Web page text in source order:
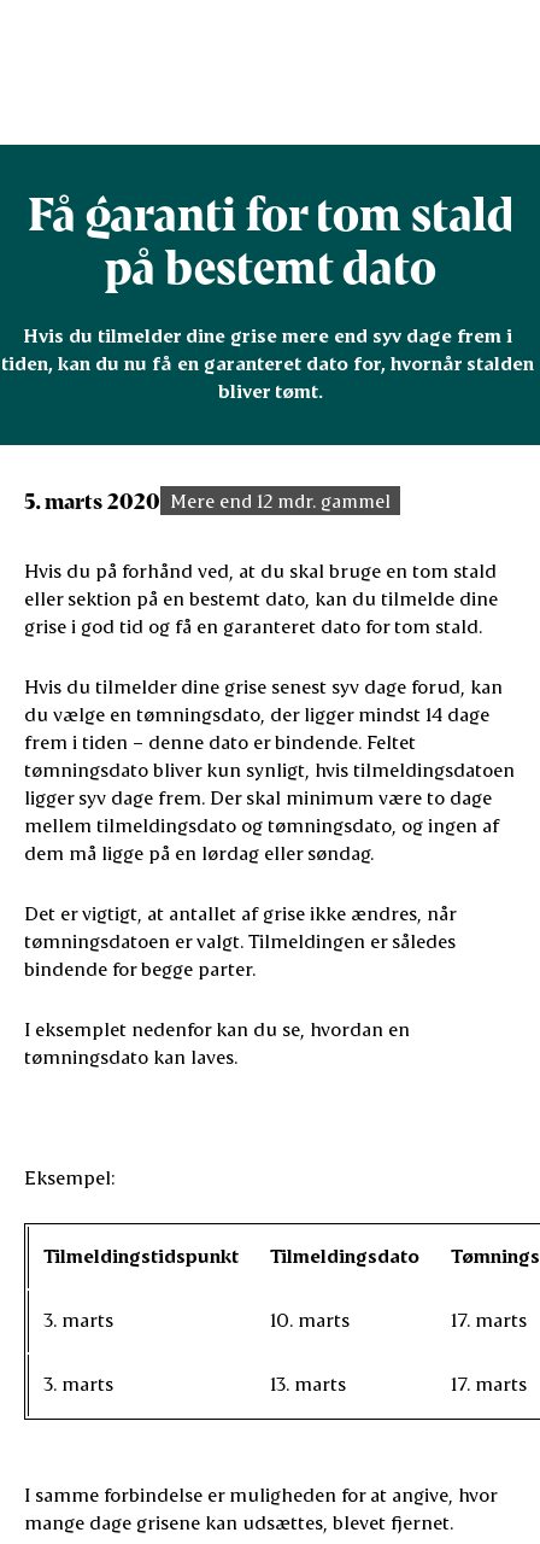
Få garanti for tom stald
på bestemt dato
Hvis du tilmelder dine grise mere end syv dage frem i
tiden, kan du nu få en garanteret dato for, hvornår stalden
bliver tømt.
5. marts 2020 Mere end 12 mdr. gammel
Hvis du på forhånd ved, at du skal bruge en tom stald
eller sektion på en bestemt dato, kan du tilmelde dine
grise i god tid og få en garanteret dato for tom stald.
Hvis du tilmelder dine grise senest syv dage forud, kan
du vælge en tømningsdato, der ligger mindst 14 dage
frem i tiden – denne dato er bindende. Feltet
tømningsdato bliver kun synligt, hvis tilmeldingsdatoen
ligger syv dage frem. Der skal minimum være to dage
mellem tilmeldingsdato og tømningsdato, og ingen af
dem må ligge på en lørdag eller søndag.
Det er vigtigt, at antallet af grise ikke ændres, når
tømningsdatoen er valgt. Tilmeldingen er således
bindende for begge parter.
I eksemplet nedenfor kan du se, hvordan en
tømningsdato kan laves.
Eksempel:
Tilmeldingstidspunkt Tilmeldingsdato
3. marts 10. marts 17. marts
3. marts 13. marts 17. marts
I samme forbindelse er muligheden for at angive, hvor
mange dage grisene kan udsættes, blevet fjernet.